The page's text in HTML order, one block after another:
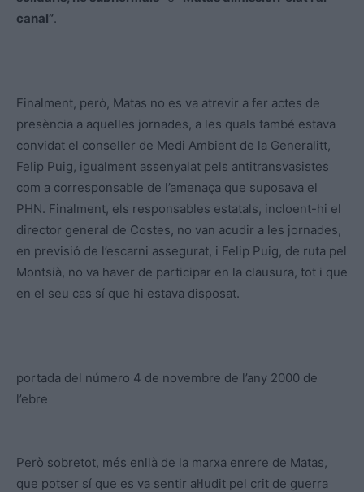
canal”.
Finalment, però, Matas no es va atrevir a fer actes de
presència a aquelles jornades, a les quals també estava
convidat el conseller de Medi Ambient de la Generalitt,
Felip Puig, igualment assenyalat pels antitransvasistes
com a corresponsable de l’amenaça que suposava el
PHN. Finalment, els responsables estatals, incloent-hi el
director general de Costes, no van acudir a les jornades,
en previsió de l’escarni assegurat, i Felip Puig, de ruta pel
Montsià, no va haver de participar en la clausura, tot i que
en el seu cas sí que hi estava disposat.
portada del número 4 de novembre de l’any 2000 de
l’ebre
Però sobretot, més enllà de la marxa enrere de Matas,
que potser sí que es va sentir al·ludit pel crit de guerra